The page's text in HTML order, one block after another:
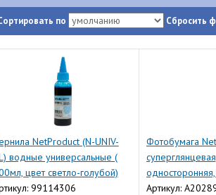
по Сбросить
NetProduct (N-UNIV-
водные универсальные (
цвет светло-голубой)
99114306
Фотобумага
суперглянцевая
г/м2, 50 л.
Артикул: